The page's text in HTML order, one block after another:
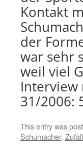
Kontakt
der
war sehr
weil viel
Interview
31/2006:
This entry was
Schumacher, Zufall